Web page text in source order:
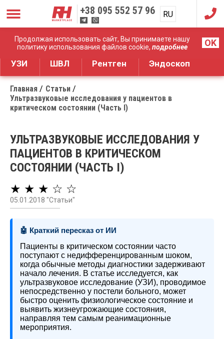
Продолжая использовать сайт, Вы принимаете нашу
политику использования файлов cookie, подробнее OK
+38 095 552 57 96 RU
UA
Дистрибуция медицинского оборудования
УЗИ ШВЛ Рентген Эндоскоп
Главная
Статьи
Ультразвуковые исследования у пациентов в
критическом состоянии (Часть I)
УЛЬТРАЗВУКОВЫЕ ИССЛЕДОВАНИЯ У
ПАЦИЕНТОВ В КРИТИЧЕСКОМ
СОСТОЯНИИ (ЧАСТЬ I)
★ ★ ★ ☆ ☆
05.01.2018 "Статьи"
🤖 Краткий пересказ от ИИ
Пациенты в критическом состоянии часто
поступают с недифференцированным шоком,
когда обычные методы диагностики задерживают
начало лечения. В статье исследуется, как
ультразвуковое исследование (УЗИ), проводимое
непосредственно у постели больного, может
быстро оценить физиологическое состояние и
выявить жизнеугрожающие состояния,
направляя тем самым реанимационные
мероприятия.